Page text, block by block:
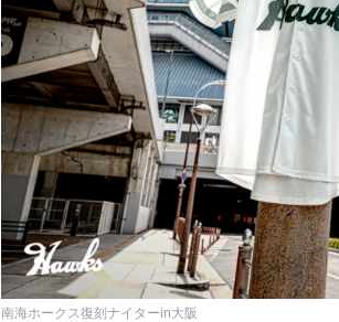
南海ホークス復刻ナイターin大阪